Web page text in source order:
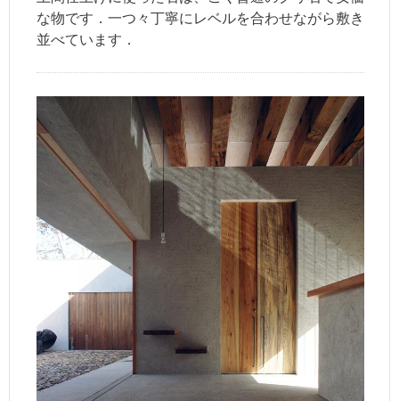
な物です．一つ々丁寧にレベルを合わせながら敷き
並べています．